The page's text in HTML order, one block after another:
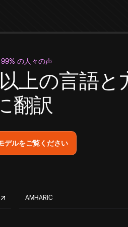
の人々の声
上の言語と
翻訳
デルをご覧ください
AMHARIC